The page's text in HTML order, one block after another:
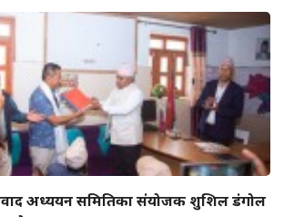
अध्ययन समितिका संयोजक शुशिल डंगोल